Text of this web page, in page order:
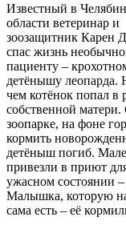
Известный в
области ветеринар и
зоозащитник Карен
спас жизнь
пациенту –
детёнышу леопарда.
чем котёнок попал в
собственной
зоопарке, на фоне
кормить
детёныш погиб.
привезли в приют
ужасном состоянии
Малышка, которую
сама есть – её